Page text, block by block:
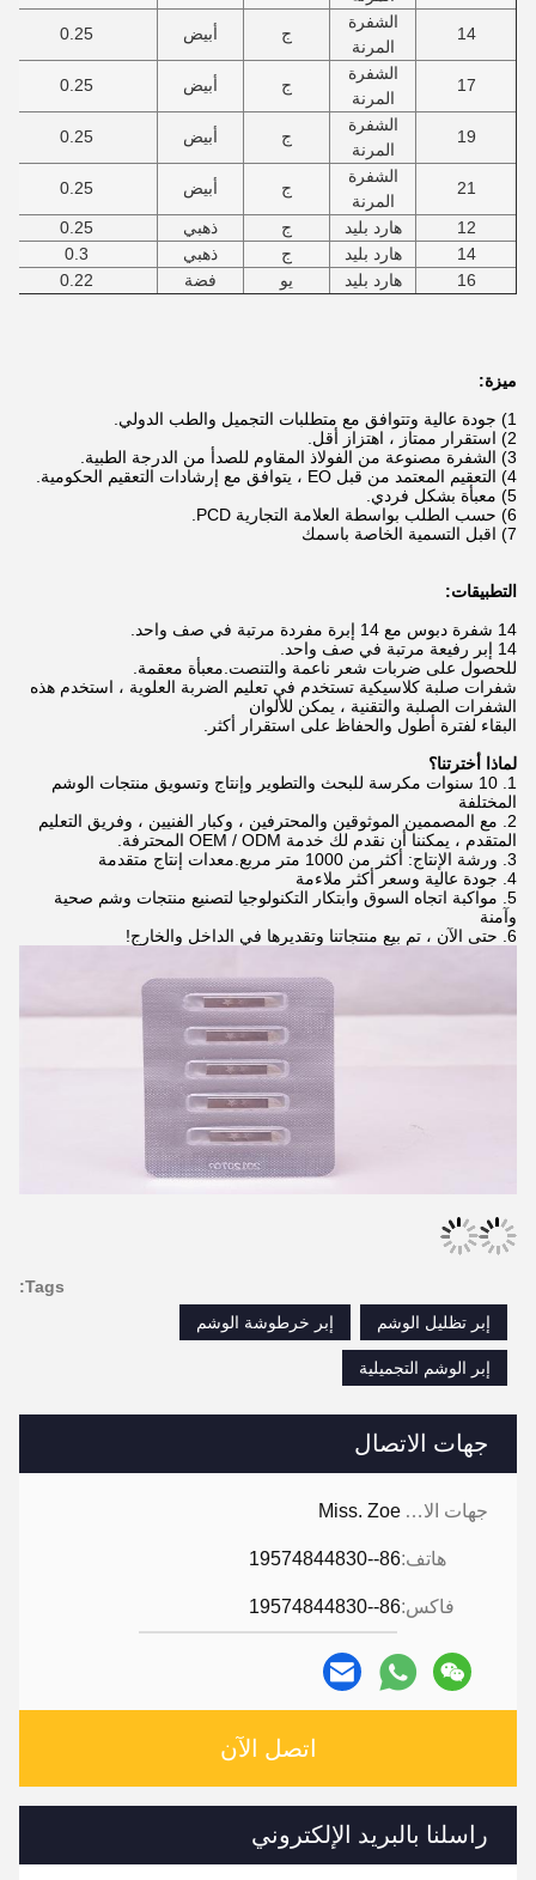
جهات الاتصال
جهات الاتصال: Miss. Zoe
هاتف:86--19574844830
فاكس:86--19574844830
اتصل الآن
راسلنا بالبريد الإلكتروني
14
الشفرة
المرنة
ج أبيض 0.25
17
الشفرة
المرنة
ج أبيض 0.25
19
الشفرة
المرنة
ج أبيض 0.25
21
الشفرة
المرنة
ج أبيض 0.25
12 هارد بليد ج ذهبي
0.25
14
هارد بليد ج ذهبي
0.3
16
هارد بليد يو فضة 0.22
ميزة:
1) جودة عالية وتتوافق مع متطلبات التجميل والطب الدولي.
2) استقرار ممتاز ، اهتزاز أقل.
3) الشفرة مصنوعة من الفولاذ المقاوم للصدأ من الدرجة الطبية.
4) التعقيم المعتمد من قبل EO ، يتوافق مع إرشادات التعقيم الحكومية.
5) معبأة بشكل فردي.
6) حسب الطلب بواسطة العلامة التجارية PCD.
7) اقبل التسمية الخاصة باسمك
التطبيقات:
14 شفرة دبوس مع 14 إبرة مفردة مرتبة في صف واحد.
14 إبر رفيعة مرتبة في صف واحد.
للحصول على ضربات شعر ناعمة والتنصت.معبأة معقمة.
شفرات صلبة كلاسيكية تستخدم في تعليم الضربة العلوية ، استخدم هذه
الشفرات الصلبة والتقنية ، يمكن للألوان
البقاء لفترة أطول والحفاظ على استقرار أكثر.
لماذا أخترتنا؟
1. 10 سنوات مكرسة للبحث والتطوير وإنتاج وتسويق منتجات الوشم
المختلفة
2. مع المصممين الموثوقين والمحترفين ، وكبار الفنيين ، وفريق التعليم
المتقدم ، يمكننا أن نقدم لك خدمة OEM / ODM المحترفة.
3. ورشة الإنتاج: أكثر من 1000 متر مربع.معدات إنتاج متقدمة
4. جودة عالية وسعر أكثر ملاءمة
5. مواكبة اتجاه السوق وابتكار التكنولوجيا لتصنيع منتجات وشم صحية
وآمنة
6. حتى الآن ، تم بيع منتجاتنا وتقديرها في الداخل والخارج!
Tags:
إبر تظليل الوشم
إبر خرطوشة الوشم
إبر الوشم التجميلية